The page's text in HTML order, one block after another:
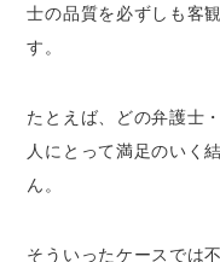
士の品質を必ずしも客
す。
たとえば、どの弁護士
人にとって満足のいく
ん。
そういったケースでは